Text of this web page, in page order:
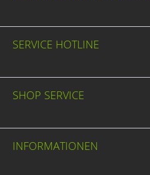
SERVICE HOTLINE
SHOP SERVICE
INFORMATIONEN